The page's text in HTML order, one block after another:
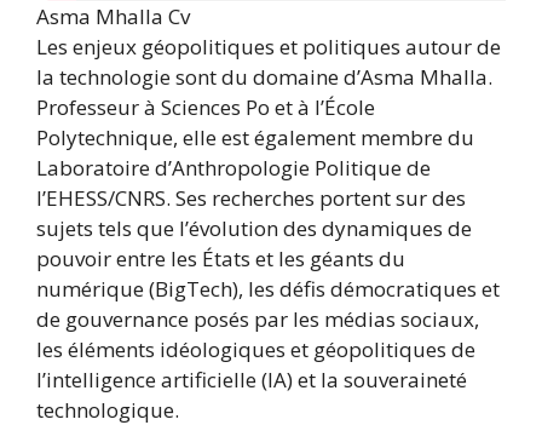
Asma Mhalla Cv
Les enjeux géopolitiques et politiques autour de
la technologie sont du domaine d’Asma Mhalla.
Professeur à Sciences Po et à l’École
Polytechnique, elle est également membre du
Laboratoire d’Anthropologie Politique de
l’EHESS/CNRS. Ses recherches portent sur des
sujets tels que l’évolution des dynamiques de
pouvoir entre les États et les géants du
numérique (BigTech), les défis démocratiques et
de gouvernance posés par les médias sociaux,
les éléments idéologiques et géopolitiques de
l’intelligence artificielle (IA) et la souveraineté
technologique.